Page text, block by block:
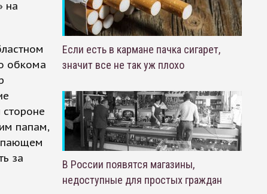
на
обкома
папам,
за
Если есть в кармане пачка сигарет,
значит все не так уж плохо
В России появятся магазины,
недоступные для простых граждан